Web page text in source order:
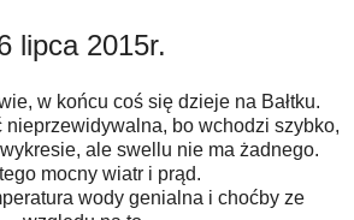
lipca 2015r.
w końcu coś się dzieje na Bałtku.
nieprzewidywalna, bo wchodzi szybko,
ale swellu nie ma żadnego.
mocny wiatr i prąd.
wody genialna i choćby ze